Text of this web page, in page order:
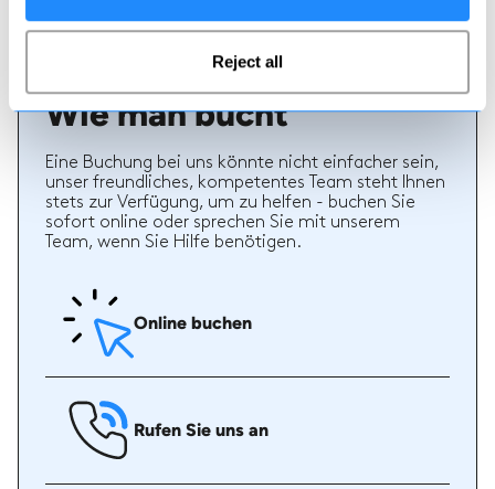
Reject all
Wie man bucht
Eine Buchung bei uns könnte nicht einfacher sein,
unser freundliches, kompetentes Team steht Ihnen
stets zur Verfügung, um zu helfen - buchen Sie
sofort online oder sprechen Sie mit unserem
Team, wenn Sie Hilfe benötigen.
Online buchen
Rufen Sie uns an